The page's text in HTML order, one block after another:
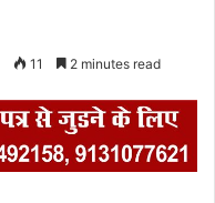
11 2 minutes read